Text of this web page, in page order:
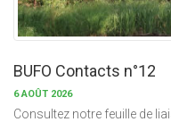
BUFO Contacts n°12
6 AOÛT 2026
Consultez notre feuille de